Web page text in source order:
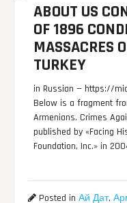
ABOUT US
OF 1896
MASSACRES
TURKEY
in Russian — https://
Below is a fragment
Armenians. Crimes
published by «Facing
Foundation, Inc.» in
Posted inАй Дат,